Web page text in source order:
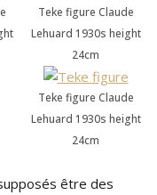
Teke figure Claude
Lehuard 1930s height
24cm
Teke figure Claude
Lehuard 1930s height
24cm
être des